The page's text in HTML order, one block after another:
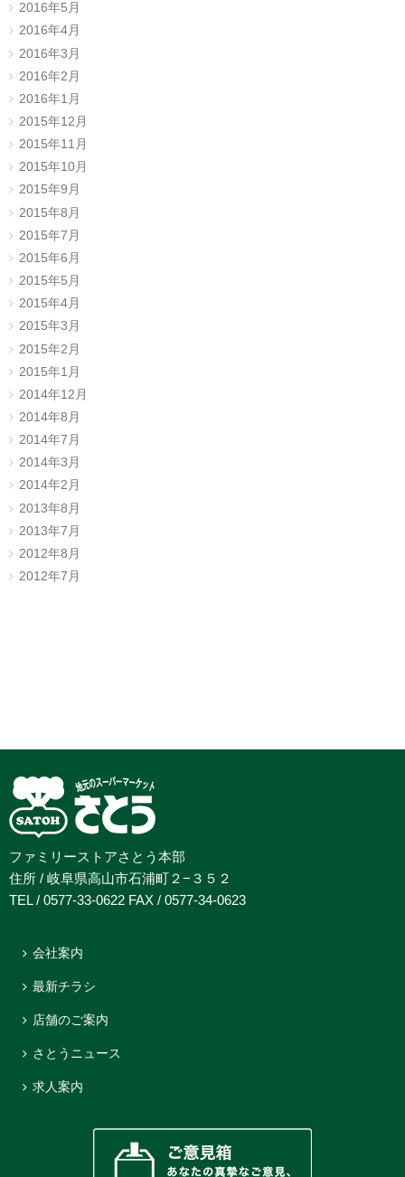
2016年5月
2016年4月
2016年3月
2016年2月
2016年1月
2015年12月
2015年11月
2015年10月
2015年9月
2015年8月
2015年7月
2015年6月
2015年5月
2015年4月
2015年3月
2015年2月
2015年1月
2014年12月
2014年8月
2014年7月
2014年3月
2014年2月
2013年8月
2013年7月
2012年8月
2012年7月
ファミリーストアさとう本部
住所 / 岐阜県高山市石浦町２−３５２
TEL / 0577-33-0622 FAX / 0577-34-0623
会社案内
最新チラシ
店舗のご案内
さとうニュース
求人案内